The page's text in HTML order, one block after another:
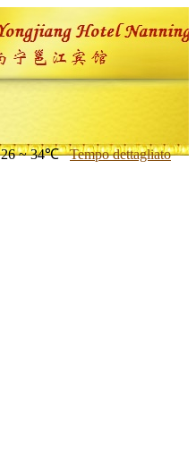
26 ~ 34℃ Tempo dettagliato